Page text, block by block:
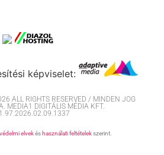
képviselet:
ALL RIGHTS RESERVED / MINDEN JOG
MEDIA1 DIGITÁLIS MÉDIA KFT.
elvekés használati feltételekszerint.